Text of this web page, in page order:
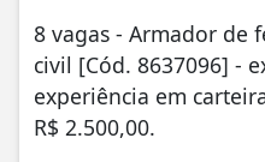
8 vagas - Armador de
civil [Cód. 8637096] -
experiência em
R$ 2.500,00.